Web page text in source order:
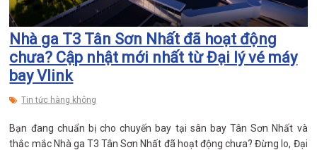
Nhà ga T3 Tân Sơn Nhất đã hoạt động
chưa? Cập nhật mới nhất từ Đại lý vé máy
bay Vlink
Tin tức hàng không
Bạn đang chuẩn bị cho chuyến bay tại sân bay Tân Sơn Nhất và
thắc mắc Nhà ga T3 Tân Sơn Nhất đã hoạt động chưa? Đừng lo, Đại